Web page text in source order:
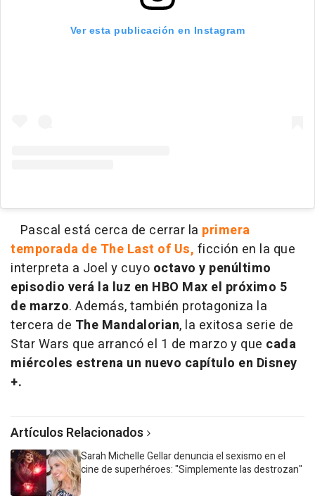
Ver esta publicación en Instagram
Pascal está cerca de cerrar la primera
temporada de The Last of Us, ficción en la que
interpreta a Joel y cuyo octavo y penúltimo
episodio verá la luz en HBO Max el próximo 5
de marzo. Además, también protagoniza la
tercera de The Mandalorian, la exitosa serie de
Star Wars que arrancó el 1 de marzo y que cada
miércoles estrena un nuevo capítulo en Disney
+.
Artículos Relacionados
Sarah Michelle Gellar denuncia el sexismo en el
cine de superhéroes: "Simplemente las destrozan"